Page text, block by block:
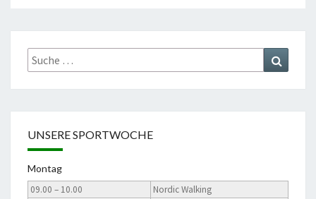
Suche
nach:
UNSERE SPORTWOCHE
Montag
09.00 – 10.00
Nordic Walking